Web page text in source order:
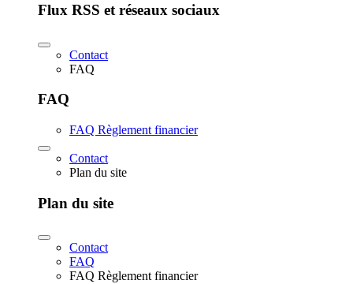
Flux RSS et réseaux sociaux
Contact
FAQ
FAQ
FAQ Règlement financier
Contact
Plan du site
Plan du site
Contact
FAQ
FAQ Règlement financier